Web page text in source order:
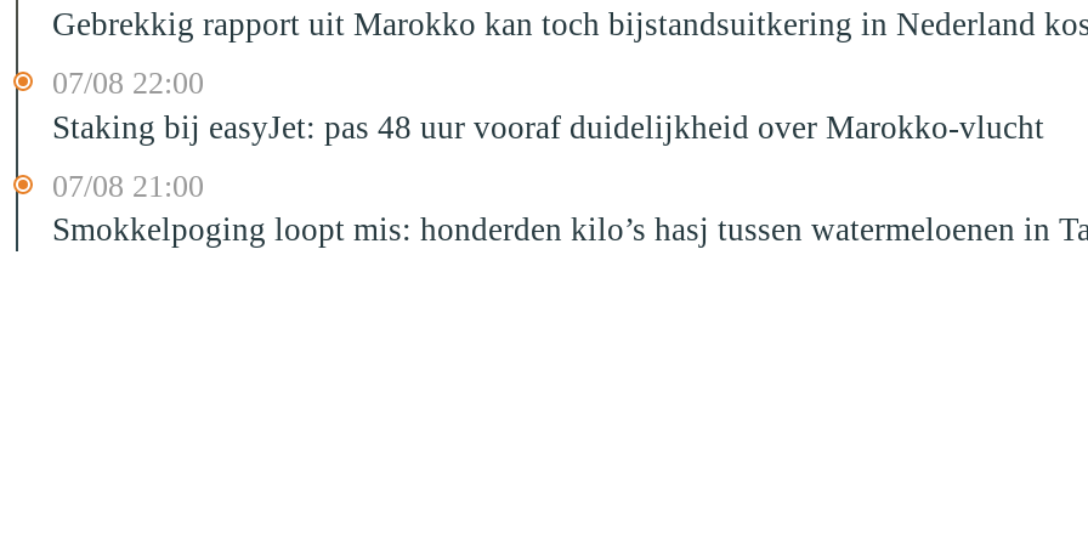
Gebrekkig rapport uit Marokko kan toch bijstandsuitkering in Nederland
07/08 22:00
Staking bij easyJet: pas 48 uur vooraf duidelijkheid over Marokko-vlucht
07/08 21:00
Smokkelpoging loopt mis: honderden kilo’s hasj tussen watermeloenen in